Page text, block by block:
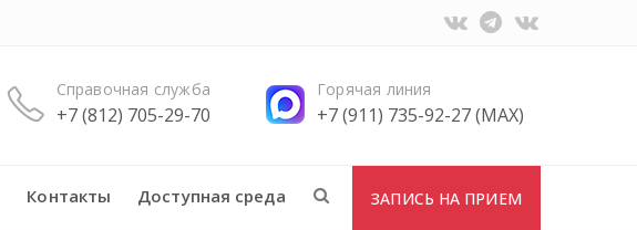
Справочная служба
+7 (812) 705-29-70
Горячая линия
+7 (911) 735-92-27 (MAX)
Контакты Доступная среда ЗАПИСЬ НА ПРИЕМ